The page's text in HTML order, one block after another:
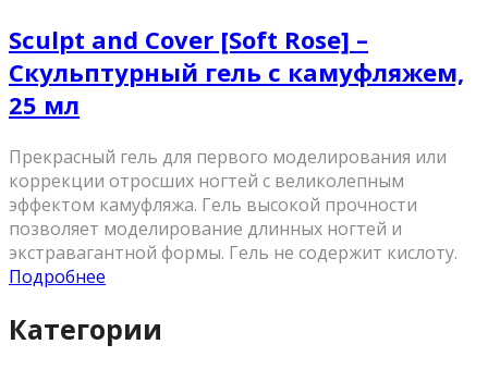
Sculpt and Cover [Soft Rose] –
Скульптурный гель с камуфляжем,
25 мл
Прекрасный гель для первого моделирования или
коррекции отросших ногтей с великолепным
эффектом камуфляжа. Гель высокой прочности
позволяет моделирование длинных ногтей и
экстравагантной формы. Гель не содержит кислоту.
Подробнее
Категории